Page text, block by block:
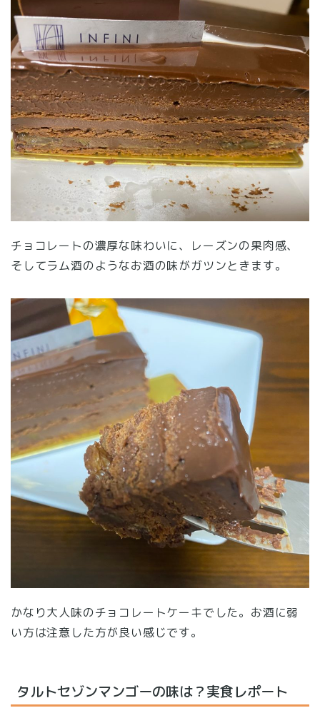
チョコレートの濃厚な味わいに、レーズンの果肉感、
そしてラム酒のようなお酒の味がガツンときます。
かなり大人味のチョコレートケーキでした。お酒に弱
い方は注意した方が良い感じです。
タルトセゾンマンゴーの味は？実食レポート